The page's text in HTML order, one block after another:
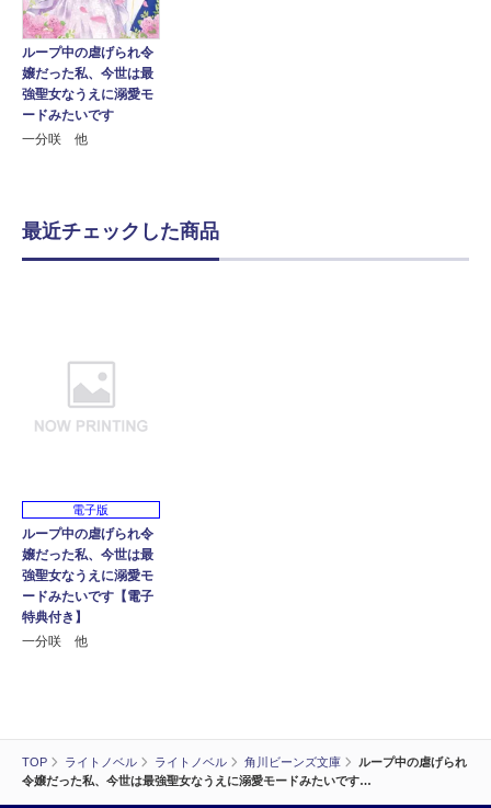
TOP ライトノベル ライトノベル 角川ビーンズ文庫
ループ中の虐げられ
令嬢だった私、今世は最強聖女なうえに溺愛モードみたいです…
ループ中の虐げられ令
嬢だった私、今世は最
強聖女なうえに溺愛モ
ードみたいです
一分咲 他
最近チェックした商品
電子版
ループ中の虐げられ令
嬢だった私、今世は最
強聖女なうえに溺愛モ
ードみたいです【電子
特典付き】
一分咲 他